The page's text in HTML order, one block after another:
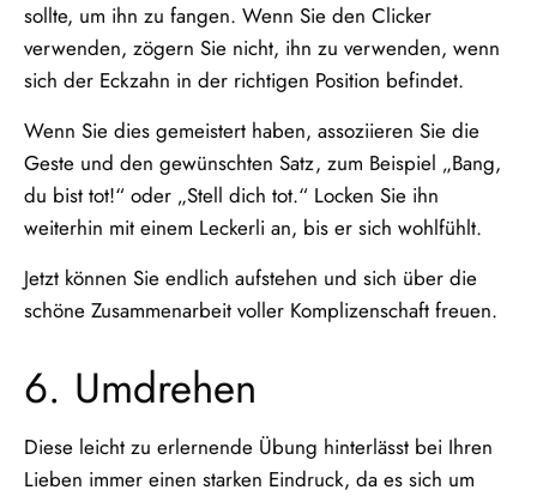
sollte, um ihn zu fangen. Wenn Sie den Clicker
verwenden, zögern Sie nicht, ihn zu verwenden, wenn
sich der Eckzahn in der richtigen Position befindet.
Wenn Sie dies gemeistert haben, assoziieren Sie die
Geste und den gewünschten Satz, zum Beispiel „Bang,
du bist tot!“ oder „Stell dich tot.“ Locken Sie ihn
weiterhin mit einem Leckerli an, bis er sich wohlfühlt.
Jetzt können Sie endlich aufstehen und sich über die
schöne Zusammenarbeit voller Komplizenschaft freuen.
6. Umdrehen
Diese leicht zu erlernende Übung hinterlässt bei Ihren
Lieben immer einen starken Eindruck, da es sich um